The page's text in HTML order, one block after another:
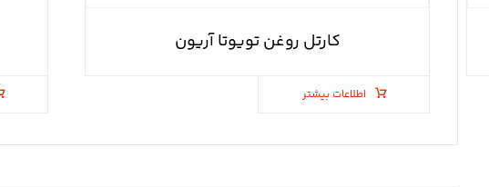
کارتل روغن تویوتا آریون
اطلاعات بیشتر